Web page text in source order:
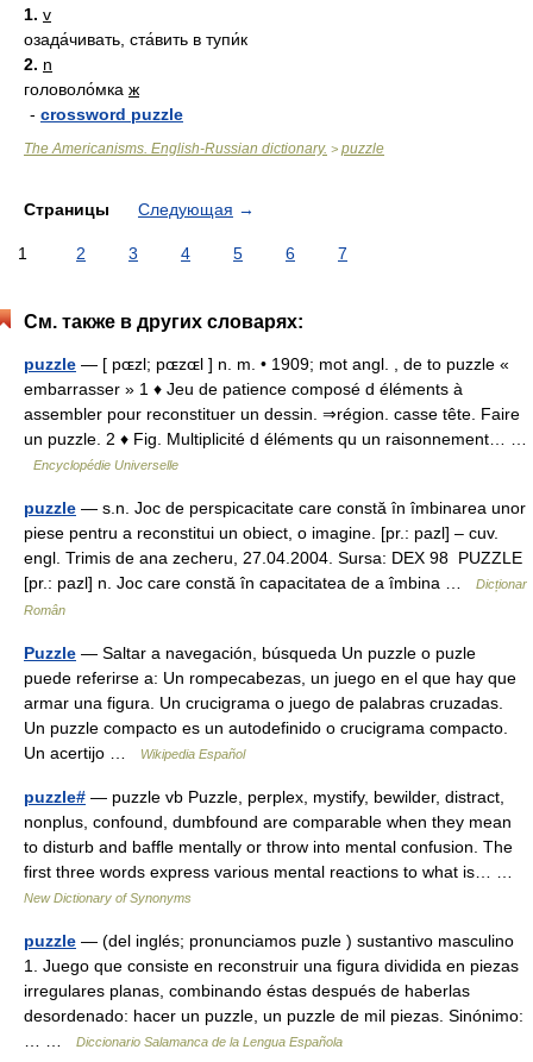
1. v
озада́чивать, ста́вить в тупи́к
2. n
головоло́мка ж
- crossword puzzle
The Americanisms. English-Russian dictionary. > puzzle
Страницы Следующая →
1 2 3 4 5 6 7
См. также в других словарях:
puzzle — [ pɶzl; pɶzɶl ] n. m. • 1909; mot angl. , de to puzzle «
embarrasser » 1 ♦ Jeu de patience composé d éléments à
assembler pour reconstituer un dessin. ⇒région. casse tête. Faire
un puzzle. 2 ♦ Fig. Multiplicité d éléments qu un raisonnement… …
Encyclopédie Universelle
puzzle — s.n. Joc de perspicacitate care constă în îmbinarea unor
piese pentru a reconstitui un obiect, o imagine. [pr.: pazl] – cuv.
engl. Trimis de ana zecheru, 27.04.2004. Sursa: DEX 98 PUZZLE
[pr.: pazl] n. Joc care constă în capacitatea de a îmbina …
Dicționar
Român
Puzzle — Saltar a navegación, búsqueda Un puzzle o puzle
puede referirse a: Un rompecabezas, un juego en el que hay que
armar una figura. Un crucigrama o juego de palabras cruzadas.
Un puzzle compacto es un autodefinido o crucigrama compacto.
Un acertijo …
Wikipedia Español
puzzle# — puzzle vb Puzzle, perplex, mystify, bewilder, distract,
nonplus, confound, dumbfound are comparable when they mean
to disturb and baffle mentally or throw into mental confusion. The
first three words express various mental reactions to what is… …
New Dictionary of Synonyms
puzzle — (del inglés; pronunciamos puzle ) sustantivo masculino
1. Juego que consiste en reconstruir una figura dividida en piezas
irregulares planas, combinando éstas después de haberlas
desordenado: hacer un puzzle, un puzzle de mil piezas. Sinónimo:
Diccionario Salamanca de la Lengua Española